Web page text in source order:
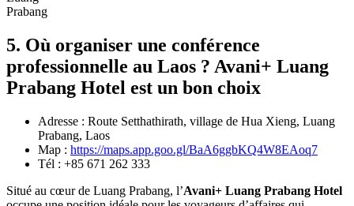
Événements
d’entreprise
Laos
au